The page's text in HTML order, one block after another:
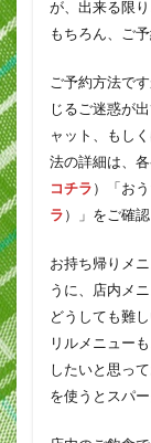
が、出来る限
もちろん、ご
ご予約方法で
じるご迷惑が
ャット、もし
法の詳細は、
コチラ）「お
ラ）」をご確認
お持ち帰りメ
うに、店内メ
どうしても難
リルメニュー
したいと思っ
を使うとスパ